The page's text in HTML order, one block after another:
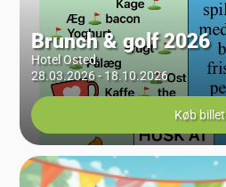
Brunch & golf 2026
Hotel Osted:
28.03.2026 - 18.10.2026
Køb billet